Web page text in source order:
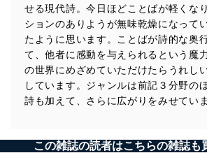
せる現代詩。今日ほどことばが軽くな
ションのありようが無味乾燥になって
たように思います。ことばが詩的な奥
て、他者に感動を与えられるという魔
の世界にめざめていただけたらうれし
しています。ジャンルは前記３分野の
詩も加えて、さらに広がりをみせていま
この雑誌の読者はこちらの雑誌も